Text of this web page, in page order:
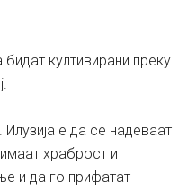
култивирани преку
е да се надеваат
храброст и
и да го прифатат